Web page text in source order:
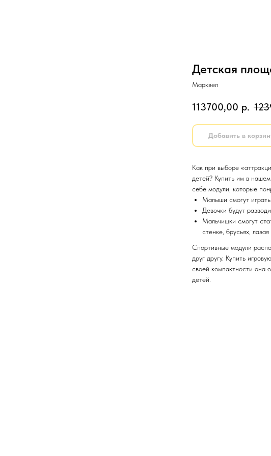
Детская
Марквел
113700,00 р.
Добавить в
Как при выборе
детей? Купить им в
себе модули, которые
Малыши смогут
Девочки будут
Мальчишки смогут
стенке, брусьях,
Спортивные модули
друг другу. Купить
своей компактности она
детей.